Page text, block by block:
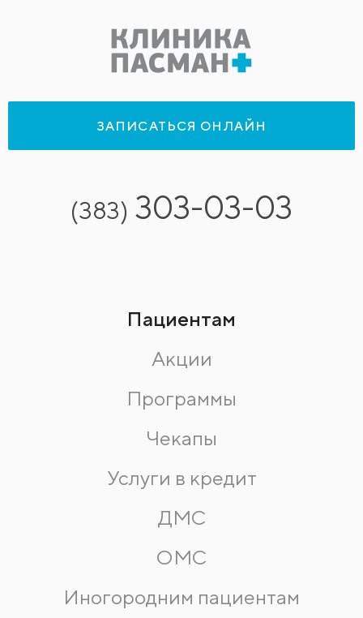
ЗАПИСАТЬСЯ ОНЛАЙН
(383) 303-03-03
Пациентам
Акции
Программы
Чекапы
Услуги в кредит
ДМС
ОМС
Иногородним пациентам